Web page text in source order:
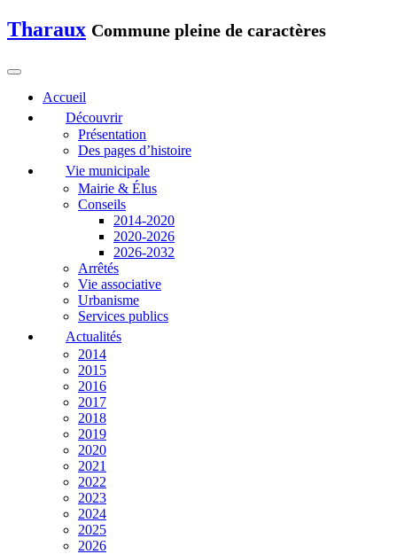
Tharaux Commune pleine de caractères
Accueil
Découvrir
Présentation
Des pages d’histoire
Vie municipale
Mairie & Élus
Conseils
2014-2020
2020-2026
2026-2032
Arrêtés
Vie associative
Urbanisme
Services publics
Actualités
2014
2015
2016
2017
2018
2019
2020
2021
2022
2023
2024
2025
2026